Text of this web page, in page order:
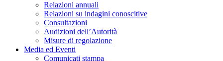
Relazioni annuali
Relazioni su indagini conoscitive
Consultazioni
Audizioni dell’Autorità
Misure di regolazione
Media ed Eventi
Comunicati stampa